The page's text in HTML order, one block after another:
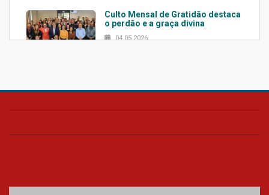
Culto Mensal de Gratidão destaca
o perdão e a graça divina
04.05.2026
Confira como foi o culto mensal